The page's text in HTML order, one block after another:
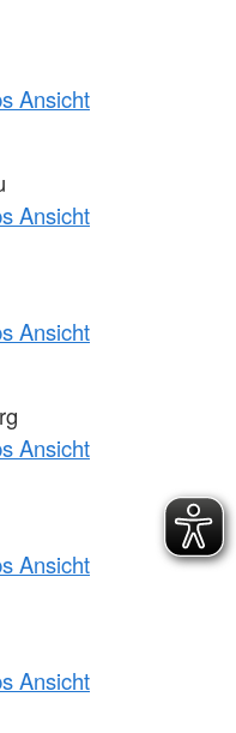
Ansicht
Ansicht
Ansicht
Ansicht
Ansicht
Ansicht